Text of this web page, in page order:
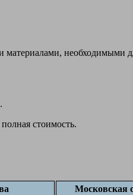
материалами, необходимыми
стоимость.
Московская